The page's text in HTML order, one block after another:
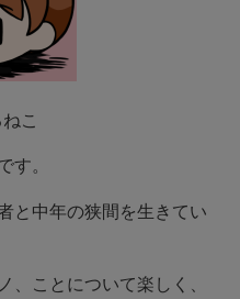
こ
す。
と中年の狭間を生きてい
、ことについて楽しく、